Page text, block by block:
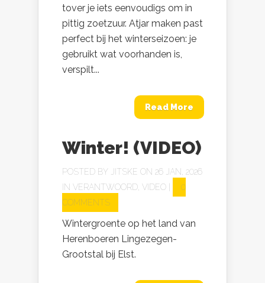
tover je iets eenvoudigs om in
pittig zoetzuur. Atjar maken past
perfect bij het winterseizoen: je
gebruikt wat voorhanden is,
verspilt...
Read More
Winter! (VIDEO)
POSTED BY JITSKE ON 26 JAN, 2026
IN VERANTWOORD, VIDEO
0
COMMENTS
Wintergroente op het land van
Herenboeren Lingezegen-
Grootstal bij Elst.